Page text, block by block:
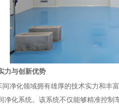
力与创新优势
化领域拥有雄厚的技术实力和丰
净化系统。该系统不仅能够精准控